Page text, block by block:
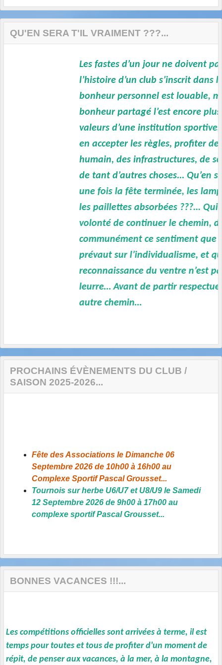
QU'EN SERA T'IL VRAIMENT ???...
Les fastes d’un jour ne doivent pas
l’histoire d’un club s’inscrit dans la
bonheur personnel est louable, mais
bonheur partagé l’est encore
valeurs d’une institution sportive,
en accepter les règles, profiter de son
humain, des infrastructures, de son
de tant d’autres choses... Qu’en sera-
une fois la fête terminée, les
les paillettes absorbées ???... Qui
volonté de continuer le chemin,
communément ce sentiment que
prévaut sur l’individualisme, et que la
reconnaissance du ventre n’est pas
leurre… Avant de partir
autre chemin…
PROCHAINS ÉVÈNEMENTS DU CLUB /
SAISON 2025-2026...
Fête des Associations le Dimanche 06
Septembre 2026 de 10h00 à 16h00 au
Complexe Sportif Pascal Grousset...
Tournois sur herbe U6/U7 et U8/U9 le Samedi
12 Septembre 2026 de 9h00 à 17h00 au
complexe sportif Pascal Grousset...
BONNES VACANCES !!!...
Les compétitions officielles sont arrivées à terme, il est
temps pour toutes et tous de profiter d'un moment de
répit, de penser aux vacances, à la mer, à la montagne,